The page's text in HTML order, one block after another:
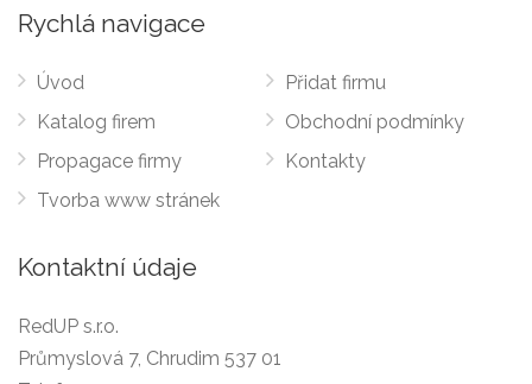
Rychlá navigace
Úvod
Katalog firem
Propagace firmy
Tvorba www stránek
Přidat firmu
Obchodní podmínky
Kontakty
Kontaktní údaje
RedUP s.r.o.
Průmyslová 7, Chrudim 537 01